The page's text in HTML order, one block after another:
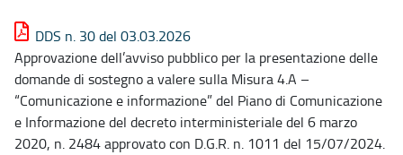
DDS n. 30 del 03.03.2026
Approvazione dell’avviso pubblico per la presentazione delle
domande di sostegno a valere sulla Misura 4.A –
“Comunicazione e informazione” del Piano di Comunicazione
e Informazione del decreto interministeriale del 6 marzo
2020, n. 2484 approvato con D.G.R. n. 1011 del 15/07/2024.